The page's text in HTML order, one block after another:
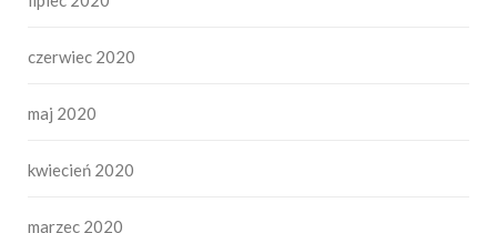
czerwiec 2020
maj 2020
kwiecień 2020
marzec 2020